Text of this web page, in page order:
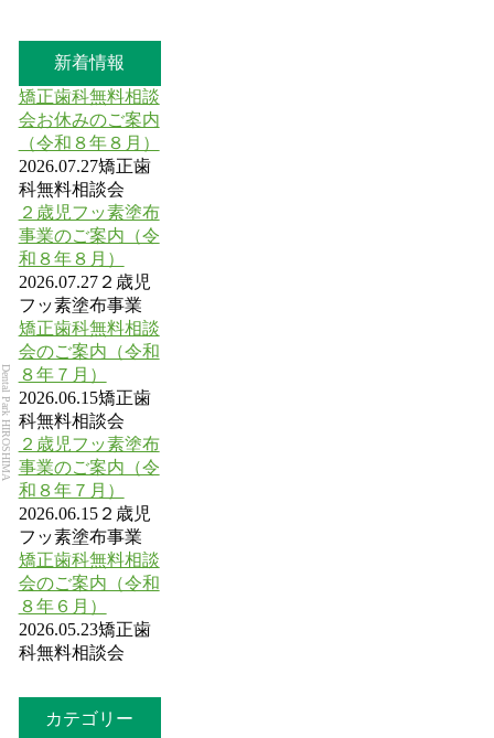
Dental Park HIROSHIMA
新着情報
矯正歯科無料相談
会お休みのご案内
（令和８年８月）
2026.07.27矯正歯
科無料相談会
２歳児フッ素塗布
事業のご案内（令
和８年８月）
2026.07.27２歳児
フッ素塗布事業
矯正歯科無料相談
会のご案内（令和
８年７月）
2026.06.15矯正歯
科無料相談会
２歳児フッ素塗布
事業のご案内（令
和８年７月）
2026.06.15２歳児
フッ素塗布事業
矯正歯科無料相談
会のご案内（令和
８年６月）
2026.05.23矯正歯
科無料相談会
カテゴリー